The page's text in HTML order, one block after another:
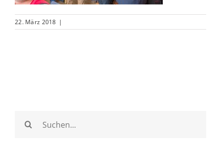
22. März 2018 |
Suche
nach: